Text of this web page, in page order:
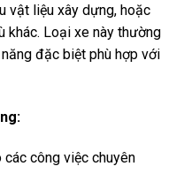
vật liệu xây dựng, hoặc
khác. Loại xe này thường
đặc biệt phù hợp với
công việc chuyên